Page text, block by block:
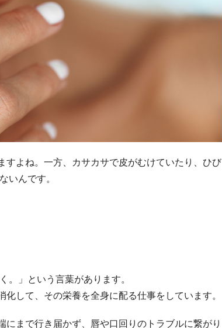
よね。一方、カサカサで皮がむけていたり、ひび
いんです。
」という言葉があります。
して、その栄養を全身に配る仕事をしています。
まで行き届かず、唇や口回りのトラブルに繋がり